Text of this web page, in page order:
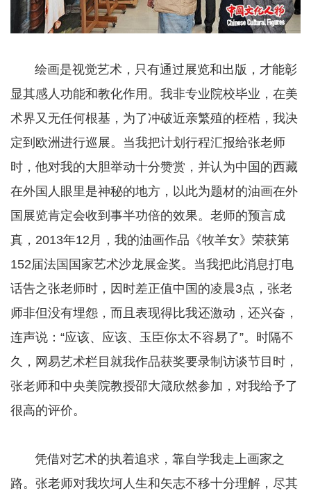
绘画是视觉艺术，只有通过展览和出版，才能彰
显其感人功能和教化作用。我非专业院校毕业，在美
术界又无任何根基，为了冲破近亲繁殖的桎梏，我决
定到欧洲进行巡展。当我把计划行程汇报给张老师
时，他对我的大胆举动十分赞赏，并认为中国的西藏
在外国人眼里是神秘的地方，以此为题材的油画在外
国展览肯定会收到事半功倍的效果。老师的预言成
真，2013年12月，我的油画作品《牧羊女》荣获第
152届法国国家艺术沙龙展金奖。当我把此消息打电
话告之张老师时，因时差正值中国的凌晨3点，张老
师非但没有埋怨，而且表现得比我还激动，还兴奋，
连声说：“应该、应该、玉臣你太不容易了”。时隔不
久，网易艺术栏目就我作品获奖要录制访谈节目时，
张老师和中央美院教授邵大箴欣然参加，对我给予了
很高的评价。
凭借对艺术的执着追求，靠自学我走上画家之
路。张老师对我坎坷人生和矢志不移十分理解，尽其